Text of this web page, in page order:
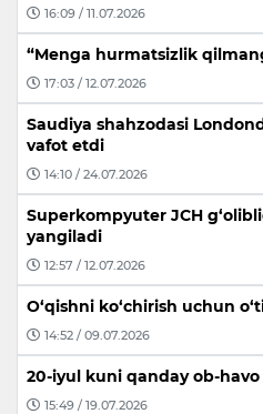
16:09 / 11.07.2026
“Menga hurmatsizlik
17:03 / 12.07.2026
Saudiya shahzodasi
vafot etdi
14:10 / 24.07.2026
Superkompyuter JCH
yangiladi
12:57 / 12.07.2026
O‘qishni ko‘chirish uchun
14:52 / 09.07.2026
20-iyul kuni qanday ob-
15:49 / 19.07.2026